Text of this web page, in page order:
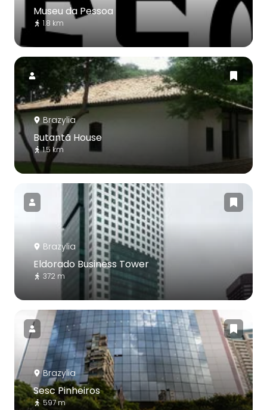
Museu da Pessoa
1.8 km
Brazylia
Butantã House
1.5 km
Brazylia
Eldorado Business Tower
372 m
Brazylia
Sesc Pinheiros
597 m